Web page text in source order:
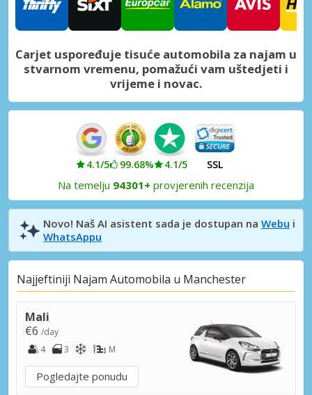
Carjet uspoređuje tisuće automobila za najam u
stvarnom vremenu, pomažući vam uštedjeti i
vrijeme i novac.
4.1/5 99.68% 4.1/5 SSL
Na temelju 94301+ provjerenih recenzija
Novo! Naš AI asistent sada je dostupan na Webu i
WhatsAppu
Najjeftiniji Najam Automobila u Manchester
Mali
€6 /day
4
3 M
Pogledajte ponudu